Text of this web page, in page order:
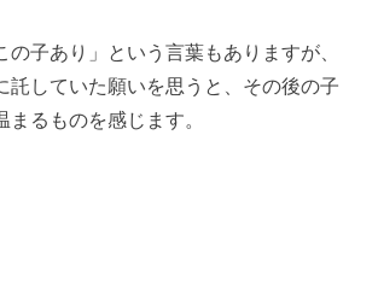
の子あり」という言葉もありますが、
託していた願いを思うと、その後の子
るものを感じます。